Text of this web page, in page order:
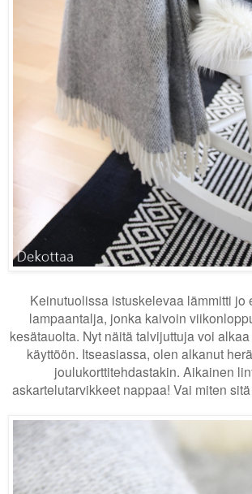
Keinutuolissa istuskelevaa lämmitti jo
lampaantalja, jonka kaivoin
kesätauolta. Nyt näitä talvijuttuja voi
käyttöön. Itseasiassa, olen alkanut
joulukorttitehdastakin. Aikainen
askartelutarvikkeet nappaa! Vai miten